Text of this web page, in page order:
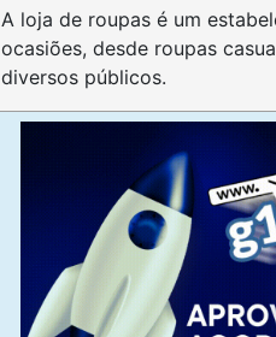
A loja de roupas é um
ocasiões, desde roupas
diversos públicos.